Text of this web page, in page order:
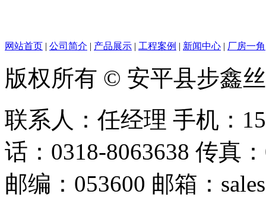
网站首页 | 公司简介 | 产品展示 | 工程案例 | 新闻中心 | 厂房一角
版权所有 © 安平县步鑫
联系人：任经理 手机：
话：0318-8063638 传真
邮编：053600 邮箱：